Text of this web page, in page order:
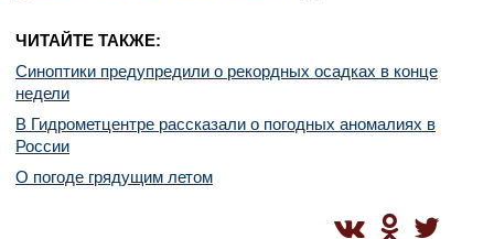
ЧИТАЙТЕ ТАКЖЕ:
Синоптики предупредили о рекордных осадках в конце
недели
В Гидрометцентре рассказали о погодных аномалиях в
России
О погоде грядущим летом